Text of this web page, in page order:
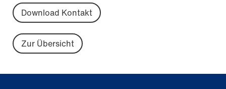
Download Kontakt
Zur Übersicht